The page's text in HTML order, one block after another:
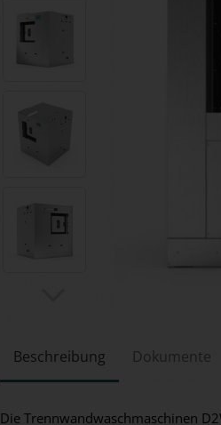
Beschreibung Dokumente
Die Trennwandwaschmaschinen